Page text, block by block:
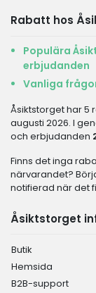
Rabatt hos
Populära
erbjudanden
Vanliga
Åsiktstorget har 5
augusti 2026. I
och erbjudanden
Finns det inga
närvarandet?
notifierad när det
Åsiktstorget
Butik
Hemsida
B2B-support